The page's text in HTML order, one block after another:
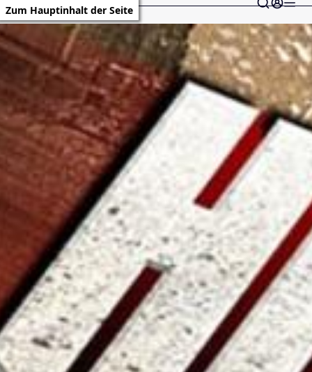
Zum Hauptinhalt der Seite